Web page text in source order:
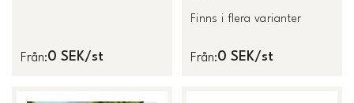
Från:0 SEK/st
Finns i flera varianter
Från:0 SEK/st